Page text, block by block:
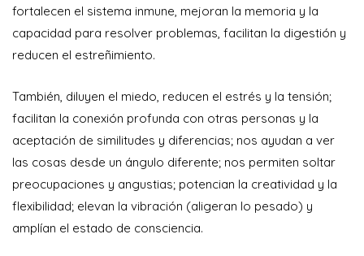
fortalecen el sistema inmune, mejoran la memoria y la
capacidad para resolver problemas, facilitan la digestión y
reducen el estreñimiento.
También, diluyen el miedo, reducen el estrés y la tensión;
facilitan la conexión profunda con otras personas y la
aceptación de similitudes y diferencias; nos ayudan a ver
las cosas desde un ángulo diferente; nos permiten soltar
preocupaciones y angustias; potencian la creatividad y la
flexibilidad; elevan la vibración (aligeran lo pesado) y
amplían el estado de consciencia.